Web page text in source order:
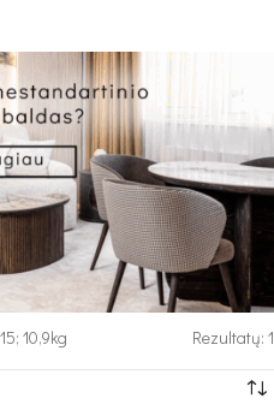
10,9kg Rezultatų: 1